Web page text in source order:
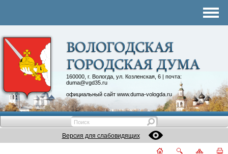
160000, г. Вологда, ул. Козленская, 6 | почта:
duma@vgd35.ru
официальный сайт www.duma-vologda.ru
Контакты
Депутатские объединения
Версия для слабовидящих